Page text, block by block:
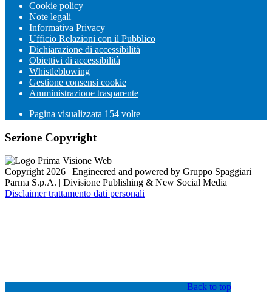
Cookie policy
Note legali
Informativa Privacy
Ufficio Relazioni con il Pubblico
Dichiarazione di accessibilità
Obiettivi di accessibilità
Whistleblowing
Gestione consensi cookie
Amministrazione trasparente
Pagina visualizzata 154 volte
Sezione Copyright
Copyright 2026 | Engineered and powered by Gruppo Spaggiari
Parma S.p.A. | Divisione Publishing & New Social Media
Disclaimer trattamento dati personali
Back to top